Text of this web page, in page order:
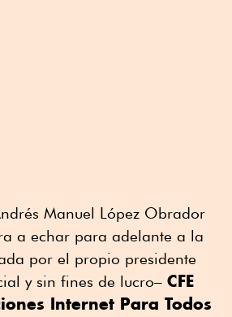
Manuel López Obrador
a echar para adelante a la
por el propio presidente
y sin fines de lucro– CFE
Internet Para Todos